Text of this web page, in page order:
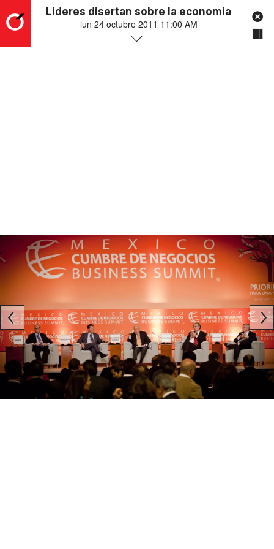
Líderes disertan sobre la economía
lun 24 octubre 2011 11:00 AM